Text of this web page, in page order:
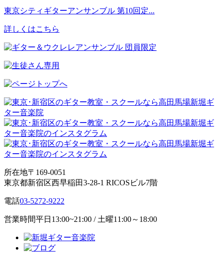
東京シティギターアンサンブル 第10回定...
詳しくはこちら
所在地〒169-0051
東京都新宿区西早稲田3-28-1 RICOSビル7階
電話03-5272-9222
営業時間平日13:00~21:00 / 土曜11:00～18:00